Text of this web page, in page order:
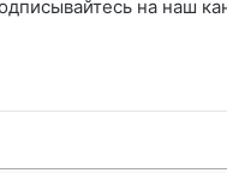
на наш